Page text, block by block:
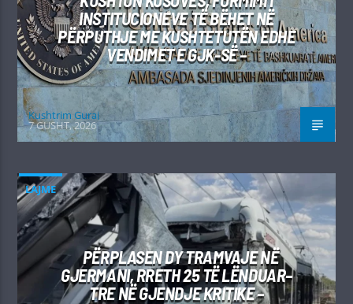
INSTITUCIONEVE TË BËHET NË
PËRPUTHJE ME KUSHTETUTËN EDHE
VENDIMET E GJK-SË –
Kushtrim Guraj
7 GUSHT, 2026
LAJME
PËRPLASEN DY TRAMVAJE NË
GJERMANI, RRETH 25 TË LËNDUAR–
TRE NË GJENDJE KRITIKE –